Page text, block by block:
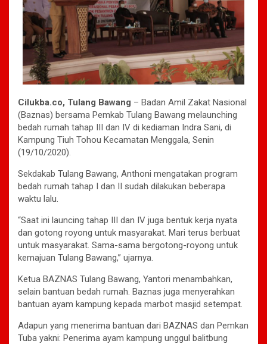
Cilukba.co, Tulang Bawang – Badan Amil Zakat Nasional
(Baznas) bersama Pemkab Tulang Bawang melaunching
bedah rumah tahap III dan IV di kediaman Indra Sani, di
Kampung Tiuh Tohou Kecamatan Menggala, Senin
(19/10/2020).
Sekdakab Tulang Bawang, Anthoni mengatakan program
bedah rumah tahap I dan II sudah dilakukan beberapa
waktu lalu.
“Saat ini launcing tahap III dan IV juga bentuk kerja nyata
dan gotong royong untuk masyarakat. Mari terus berbuat
untuk masyarakat. Sama-sama bergotong-royong untuk
kemajuan Tulang Bawang,” ujarnya.
Ketua BAZNAS Tulang Bawang, Yantori menambahkan,
selain bantuan bedah rumah. Baznas juga menyerahkan
bantuan ayam kampung kepada marbot masjid setempat.
Adapun yang menerima bantuan dari BAZNAS dan Pemkan
Tuba yakni: Penerima ayam kampung unggul balitbung